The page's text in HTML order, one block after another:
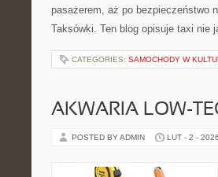
pasażerem, aż po bezpieczeństwo
Taksówki. Ten blog opisuje taxi nie
CATEGORIES: SAMOCHODY W
AKWARIA LOW-
POSTED BY ADMIN LUT - 2 - 2026